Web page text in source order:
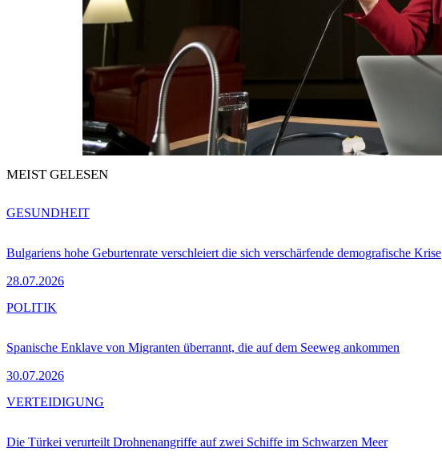
MEIST GELESEN
Bulgariens hohe Geburtenrate verschleiert die sich verschärfende demografische Krise
28.07.2026
GESUNDHEIT
Spanische Enklave von Migranten überrannt, die auf dem Seeweg ankommen
30.07.2026
POLITIK
Die Türkei verurteilt Drohnenangriffe auf zwei Schiffe im Schwarzen Meer
VERTEIDIGUNG